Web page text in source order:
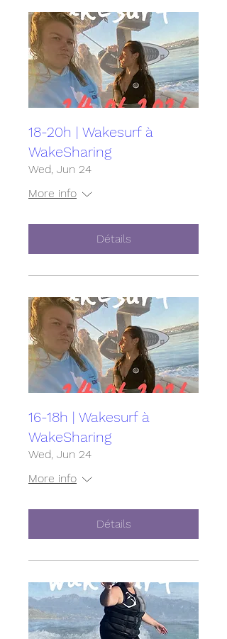
18-20h | Wakesurf à
WakeSharing
Wed, Jun 24
More info
Détails
16-18h | Wakesurf à
WakeSharing
Wed, Jun 24
More info
Détails